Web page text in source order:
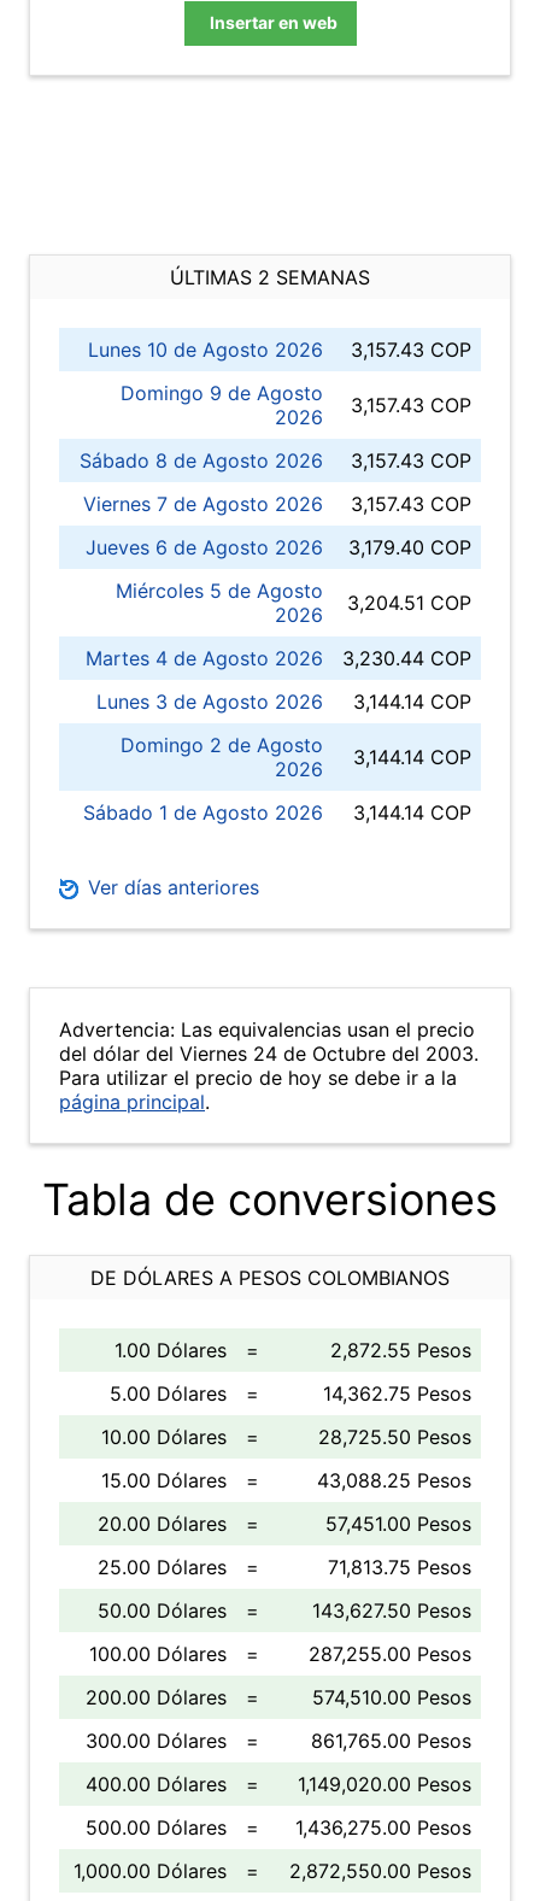
Insertar en web
ÚLTIMAS 2 SEMANAS
Lunes 10 de Agosto 2026
3,157.43 COP
Domingo 9 de Agosto
2026
3,157.43 COP
Sábado 8 de Agosto 2026
3,157.43 COP
Viernes 7 de Agosto 2026
3,157.43 COP
Jueves 6 de Agosto 2026
3,179.40 COP
Miércoles 5 de Agosto
2026
3,204.51 COP
Martes 4 de Agosto 2026
3,230.44 COP
Lunes 3 de Agosto 2026
3,144.14 COP
Domingo 2 de Agosto
2026
3,144.14 COP
Sábado 1 de Agosto 2026 3,144.14 COP
Ver días anteriores
Advertencia: Las equivalencias usan el precio
del dólar del Viernes 24 de Octubre del 2003.
Para utilizar el precio de hoy se debe ir a la
página principal.
Tabla de conversiones
DE DÓLARES A PESOS COLOMBIANOS
1.00 Dólares =
2,872.55 Pesos
5.00 Dólares
=
14,362.75 Pesos
10.00 Dólares
=
28,725.50 Pesos
15.00 Dólares
=
43,088.25 Pesos
20.00 Dólares
=
57,451.00 Pesos
25.00 Dólares
=
71,813.75 Pesos
50.00 Dólares
=
143,627.50 Pesos
100.00 Dólares
=
287,255.00 Pesos
200.00 Dólares
=
574,510.00 Pesos
300.00 Dólares
=
861,765.00 Pesos
400.00 Dólares
=
1,149,020.00 Pesos
500.00 Dólares
=
1,436,275.00 Pesos
1,000.00 Dólares
=
2,872,550.00 Pesos